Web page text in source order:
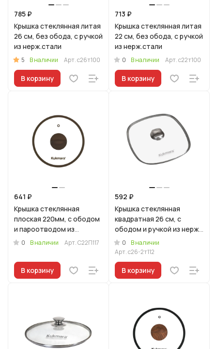
785 ₽
Крышка стеклянная литая
26 см, без обода, с ручкой
из нерж.стали
5 В наличии Арт.с26т100
В корзину
713 ₽
Крышка стеклянная литая
22 см, без обода, с ручкой
из нерж.стали
0 В наличии Арт.с22т100
В корзину
641 ₽
Крышка стеклянная
плоская 220мм, с ободом
и пароотводом из
силикона и бакелитовой
ручкой софт-тач цв
0 В наличии Арт.С22П117
В корзину
592 ₽
Крышка стеклянная
квадратная 26 см, с
ободом и ручкой из нерж.
стали, деколь серая
0
В наличии
Арт.с26-2т112
В корзину